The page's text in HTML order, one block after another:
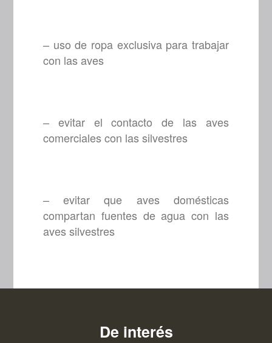
– uso de ropa exclusiva para trabajar
con las aves
– evitar el contacto de las aves
comerciales con las silvestres
– evitar que aves domésticas
compartan fuentes de agua con las
aves silvestres
De interés